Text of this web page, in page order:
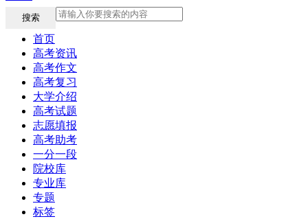
搜索
首页
高考资讯
高考作文
高考复习
大学介绍
高考试题
志愿填报
高考助考
一分一段
院校库
专业库
专题
标签